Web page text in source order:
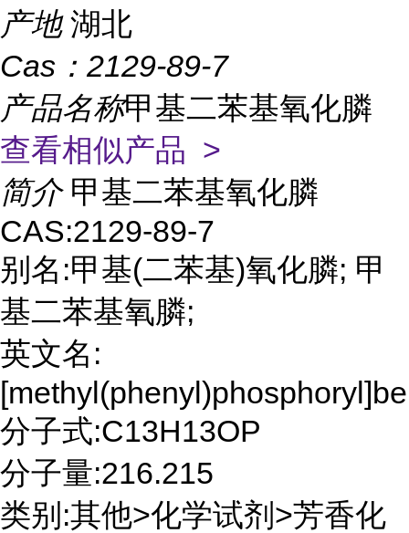
产地 湖北
Cas： 2129-89-7
产品名称甲基二苯基氧化膦
查看相似产品 >
简介 甲基二苯基氧化膦
CAS:2129-89-7
别名:甲基(二苯基)氧化膦; 甲
基二苯基氧膦;
英文名:
分子式:C13H13OP
分子量:216.215
类别:其他>化学试剂>芳香化